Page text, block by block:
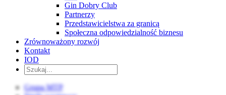
Gin Dobry Club
Partnerzy
Przedstawicielstwa za granicą
Społeczna odpowiedzialność biznesu
Zrównoważony rozwój
Kontakt
IOD
Grupa MTP